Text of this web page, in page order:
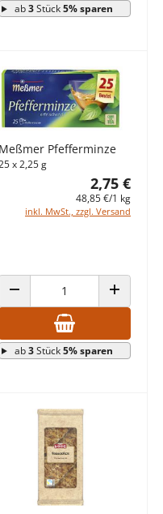
ab3Stück5% sparen
Meßmer Pfefferminze
x 2,25 g
2,75 €
48,85 €/1 kg
inkl. MwSt., zzgl. Versand
ANZAHL VERRINGERN ANZAHL
ab3Stück5% sparen